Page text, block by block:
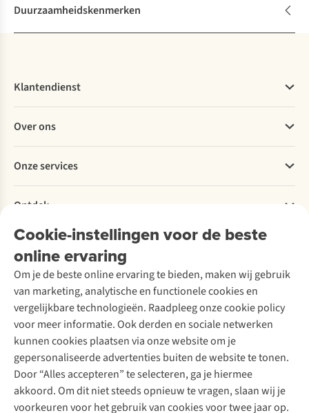
Duurzaamheidskenmerken
Cookie-instellingen voor de beste
online ervaring
Om je de beste online ervaring te bieden, maken wij gebruik
van marketing, analytische en functionele cookies en
vergelijkbare technologieën. Raadpleeg onze cookie policy
voor meer informatie. Ook derden en sociale netwerken
kunnen cookies plaatsen via onze website om je
gepersonaliseerde advertenties buiten de website te tonen.
Door “Alles accepteren” te selecteren, ga je hiermee
akkoord. Om dit niet steeds opnieuw te vragen, slaan wij je
voorkeuren voor het gebruik van cookies voor twee jaar op.
Klantendienst
Bestellen
Betalen
Levering
Retourneren
Bestelling herroepen
Garantie
Contact
Over ons
Explore More
Verantwoord ondernemen
Over Ayacucho
Onze winkels
Over A.S.Adventure
Toegankelijkheidsverklaring
Onze services
Ski-onderhoud
Wasservice
Schoenonderhoud
Schoenherstelling
Kledingherstelling
Retouches
Voor bedrijven
Ontdek
A.S.Magazine
Podcast
Explore Academy
Explore Camp
Gear Check
Inspiratie & advies
Meld je aan voor de nieuwsbrief
Follow us